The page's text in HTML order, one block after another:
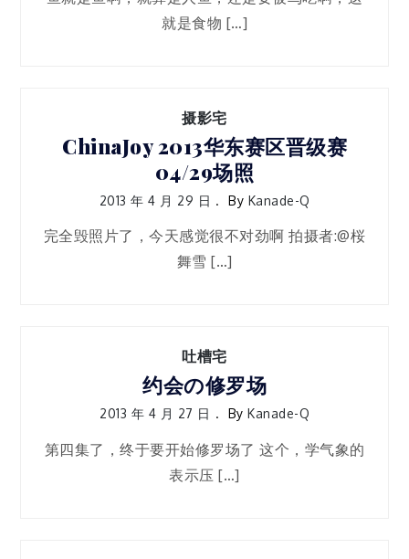
就是食物 […]
摄影宅
ChinaJoy 2013华东赛区晋级赛
04/29场照
2013 年 4 月 29 日 By Kanade-Q
完全毁照片了，今天感觉很不对劲啊 拍摄者:@桜
舞雪 […]
吐槽宅
约会の修罗场
2013 年 4 月 27 日 By Kanade-Q
第四集了，终于要开始修罗场了 这个，学气象的
表示压 […]